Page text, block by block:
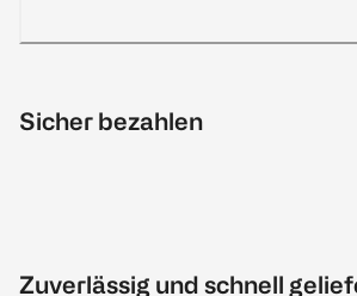
Sicher bezahlen
Zuverlässig und schnell